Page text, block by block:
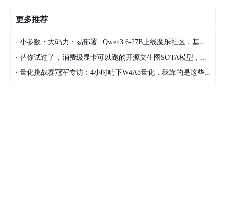
更多推荐
· 小参数・大码力・易部署 | Qwen3.6-27B上线魔乐社区，基于昇腾的部署教程来了
· 替你试过了，消费级显卡可以跑的开源文生图SOTA模型，顶级渲染、高密度文本绘图
· 量化挑战赛冠军专访：4小时啃下W4A8量化，我靠的是这些经验